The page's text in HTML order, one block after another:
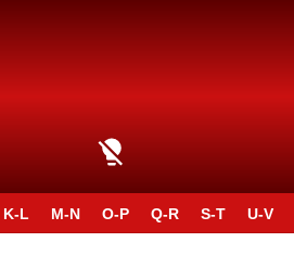
K-L M-N O-P Q-R S-T U-V